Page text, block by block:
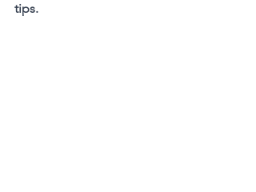
tips.